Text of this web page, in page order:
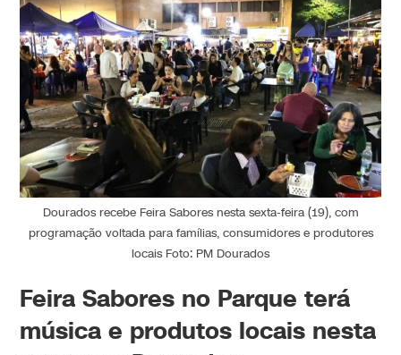
Dourados recebe Feira Sabores nesta sexta-feira (19), com
programação voltada para famílias, consumidores e produtores
locais Foto: PM Dourados
Feira Sabores no Parque terá
música e produtos locais nesta